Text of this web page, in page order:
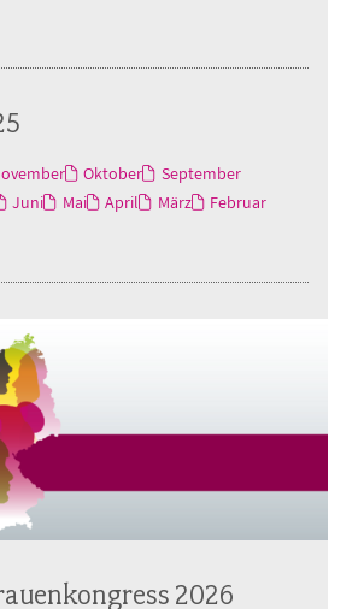
Oktober
September
Juni Mai April März
Februar
2026